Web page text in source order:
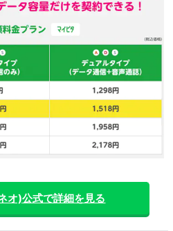
オ)公式で詳細を見る